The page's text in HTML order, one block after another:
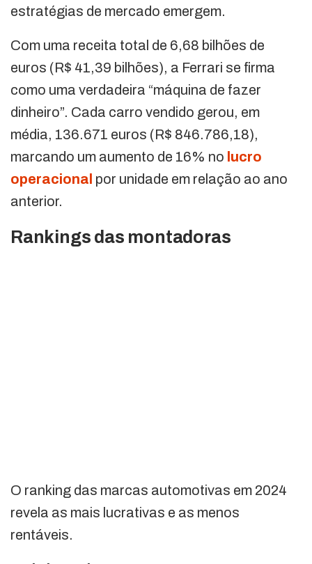
estratégias de mercado emergem.
Com uma receita total de 6,68 bilhões de
euros (R$ 41,39 bilhões), a Ferrari se firma
como uma verdadeira “máquina de fazer
dinheiro”. Cada carro vendido gerou, em
média, 136.671 euros (R$ 846.786,18),
marcando um aumento de 16% no lucro
operacional por unidade em relação ao ano
anterior.
Rankings das montadoras
O ranking das marcas automotivas em 2024
revela as mais lucrativas e as menos
rentáveis.